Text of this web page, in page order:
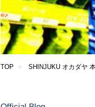
TOP SHINJUKU オカダヤ